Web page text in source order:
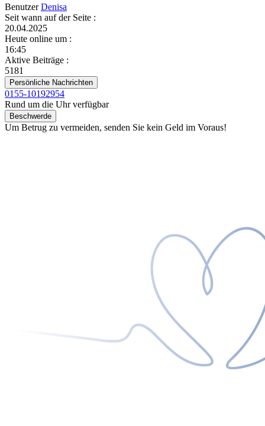
BenutzerDenisa
Seit wann auf der Seite :
20.04.2025
Heute online um :
16:45
Aktive Beiträge :
5181
Persönliche Nachrichten
0155-10192954
Rund um die Uhr verfügbar
Beschwerde
Um Betrug zu vermeiden, senden Sie kein Geld im Voraus!